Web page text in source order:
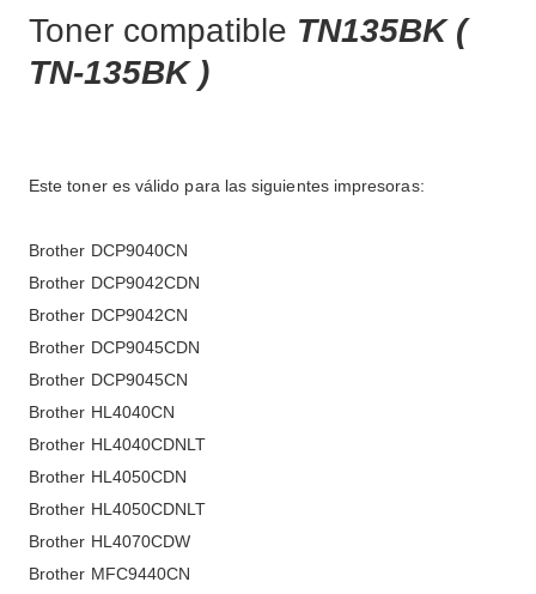
Toner compatible TN135BK (
TN-135BK )
Este toner es válido para las siguientes impresoras:
Brother DCP9040CN
Brother DCP9042CDN
Brother DCP9042CN
Brother DCP9045CDN
Brother DCP9045CN
Brother HL4040CN
Brother HL4040CDNLT
Brother HL4050CDN
Brother HL4050CDNLT
Brother HL4070CDW
Brother MFC9440CN